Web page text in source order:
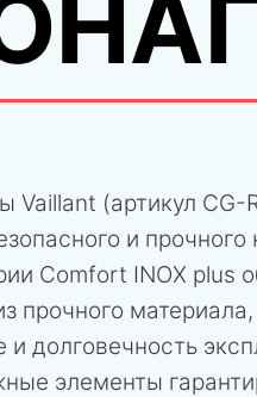
(артикул CG-
и прочного
Comfort INOX plus
прочного
и долговечность
элементы